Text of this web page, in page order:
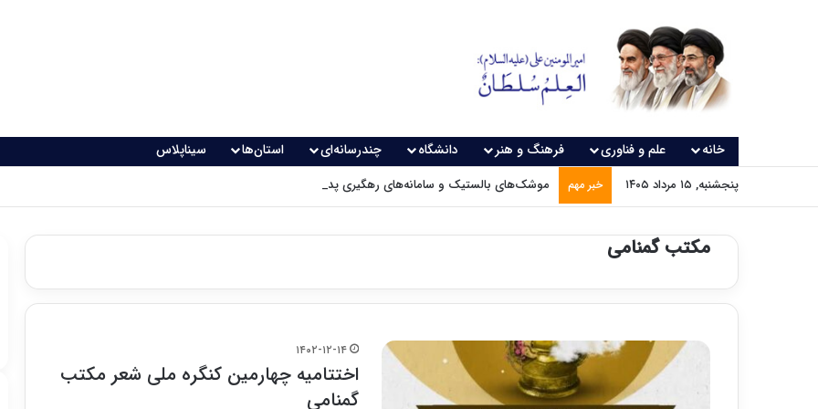
خانه علم و فناوری فرهنگ و هنر دانشگاه چندرسانه‌ای استان‌ها سیناپلاس
پنجشنبه, ۱۵ مرداد ۱۴۰۵ خبر مهم موشک‌های بالستیک و سامانه‌های رهگیری پدافندی چگونه کار می کنند؟
مکتب گمنامی
۱۴۰۲-۱۲-۱۴
اختتامیه چهارمین کنگره ملی شعر مکتب
گمنامی